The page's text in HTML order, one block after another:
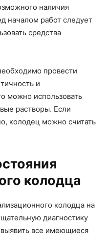
наличия
началом работ следует
средства
провести
и
можно использовать
растворы. Если
колодец можно считать
колодца
колодца на
диагностику
выявить все имеющиеся